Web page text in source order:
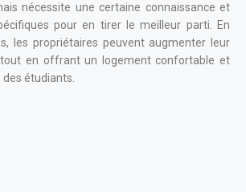
nécessite une certaine connaissance et
pour en tirer le meilleur parti. En
les propriétaires peuvent augmenter leur
en offrant un logement confortable et
étudiants.